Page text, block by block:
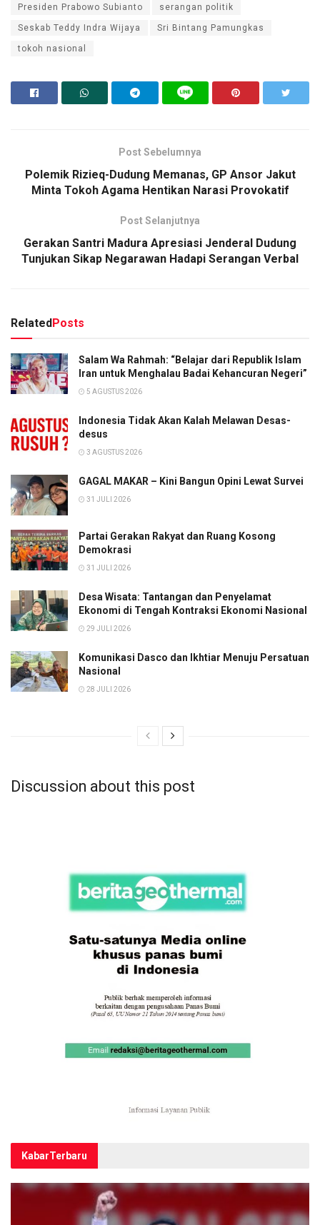
Presiden Prabowo Subianto serangan politik
Seskab Teddy Indra Wijaya Sri Bintang Pamungkas
tokoh nasional
Post Sebelumnya
Polemik Rizieq-Dudung Memanas, GP Ansor Jakut
Minta Tokoh Agama Hentikan Narasi Provokatif
Post Selanjutnya
Gerakan Santri Madura Apresiasi Jenderal Dudung
Tunjukan Sikap Negarawan Hadapi Serangan Verbal
RelatedPosts
Salam Wa Rahmah: “Belajar dari Republik Islam
Iran untuk Menghalau Badai Kehancuran Negeri”
5 AGUSTUS 2026
Indonesia Tidak Akan Kalah Melawan Desas-
desus
3 AGUSTUS 2026
GAGAL MAKAR – Kini Bangun Opini Lewat Survei
31 JULI 2026
Partai Gerakan Rakyat dan Ruang Kosong
Demokrasi
31 JULI 2026
Desa Wisata: Tantangan dan Penyelamat
Ekonomi di Tengah Kontraksi Ekonomi Nasional
29 JULI 2026
Komunikasi Dasco dan Ikhtiar Menuju Persatuan
Nasional
28 JULI 2026
Discussion about this post
KabarTerbaru